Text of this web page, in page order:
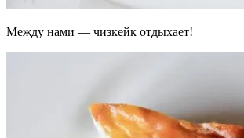
Между нами — чизкейк отдыхает!